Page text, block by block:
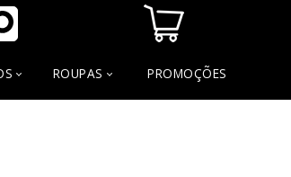
ROUPAS PROMOÇÕES